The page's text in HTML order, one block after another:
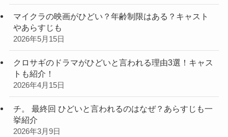
マイクラの映画がひどい？年齢制限はある？キャスト
やあらすじも
2026年5月15日
クロサギのドラマがひどいと言われる理由3選！キャス
トも紹介！
2026年4月15日
チ。 最終回 ひどいと言われるのはなぜ？あらすじも一
挙紹介
2026年3月9日